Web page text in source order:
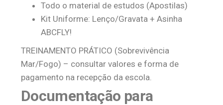
Todo o material de estudos (Apostilas)
Kit Uniforme: Lenço/Gravata + Asinha
ABCFLY!
TREINAMENTO PRÁTICO (Sobrevivência
Mar/Fogo) – consultar valores e forma de
pagamento na recepção da escola.
Documentação para